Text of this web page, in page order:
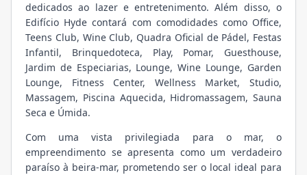
dedicados ao lazer e entretenimento. Além disso, o
Edifício Hyde contará com comodidades como Office,
Teens Club, Wine Club, Quadra Oficial de Pádel, Festas
Infantil, Brinquedoteca, Play, Pomar, Guesthouse,
Jardim de Especiarias, Lounge, Wine Lounge, Garden
Lounge, Fitness Center, Wellness Market, Studio,
Massagem, Piscina Aquecida, Hidromassagem, Sauna
Seca e Úmida.
Com uma vista privilegiada para o mar, o
empreendimento se apresenta como um verdadeiro
paraíso à beira-mar, prometendo ser o local ideal para